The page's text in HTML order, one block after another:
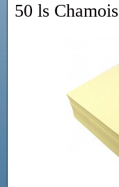
50 ls Chamois